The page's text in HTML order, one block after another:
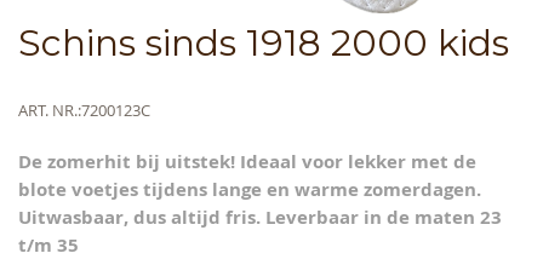
Schins sinds 1918 2000 kids
Meer
ART. NR.7200123C
De zomerhit bij uitstek! Ideaal voor lekker met de
blote voetjes tijdens lange en warme zomerdagen.
Uitwasbaar, dus altijd fris. Leverbaar in de maten 23
t/m 35
Skip
to
the
images
gallery